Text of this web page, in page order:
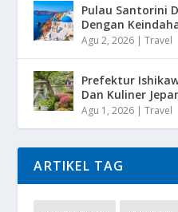
Pulau Santorini
Dengan
Agu 2, 2026 |Travel
Prefektur
Dan Kuliner
Agu 1, 2026 |Travel
ARTIKEL TAG